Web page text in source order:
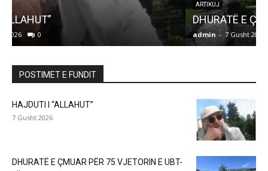
ARTIKUJ
DHURATË E ÇMUAR PËR 75 VJETORIN E UBT-së
admin
POSTIMET E FUNDIT
HAJDUTI I “ALLAHUT”
7 Gusht 2026
DHURATË E ÇMUAR PËR 75 VJETORIN E UBT-